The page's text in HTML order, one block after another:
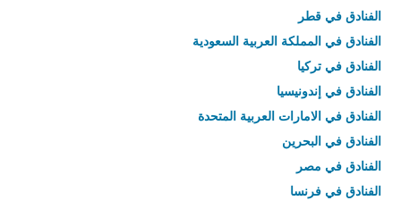
الفنادق في قطر
الفنادق في المملكة العربية السعودية
الفنادق في تركيا
الفنادق في إندونيسيا
الفنادق في الامارات العربية المتحدة
الفنادق في البحرين
الفنادق في مصر
الفنادق في فرنسا